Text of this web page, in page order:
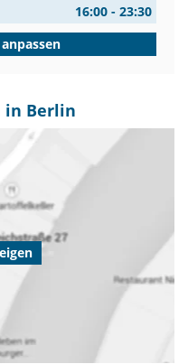
16:00 - 23:30
in Berlin